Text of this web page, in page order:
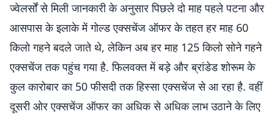
ज्वेलर्सों से मिली जानकारी के अनुसार पिछले दो माह पहले पटना और
आसपास के इलाके में गोल्ड एक्सचेंज ऑफर के तहत हर माह 60
किलो गहने बदले जाते थे, लेकिन अब हर माह 125 किलो सोने गहने
एक्सचेंज तक पहुंच गया है. फिलवक्त में बड़े और ब्रांडेड शोरूम के
कुल कारोबार का 50 फीसदी तक हिस्सा एक्सचेंज से आ रहा है. वहीं
दूसरी ओर एक्सचेंज ऑफर का अधिक से अधिक लाभ उठाने के लिए